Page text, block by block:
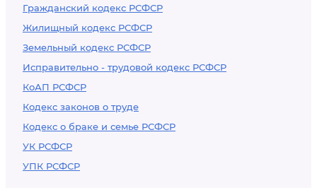
Гражданский кодекс РСФСР
Жилищный кодекс РСФСР
Земельный кодекс РСФСР
Исправительно - трудовой кодекс РСФСР
КоАП РСФСР
Кодекс законов о труде
Кодекс о браке и семье РСФСР
УК РСФСР
УПК РСФСР